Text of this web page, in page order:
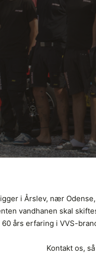
i Årslev, nær
vandhanen skal
60 års erfaring i VVS-
Kontakt os,